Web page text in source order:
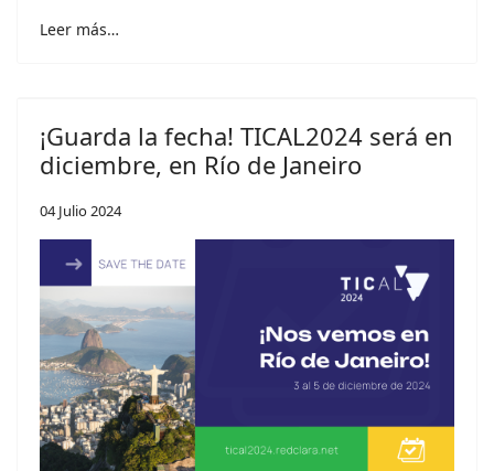
Leer más…
¡Guarda la fecha! TICAL2024 será en
diciembre, en Río de Janeiro
04 Julio 2024